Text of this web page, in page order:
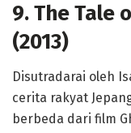
9. The Tale
(2013)
Disutradarai oleh
cerita rakyat
berbeda dari film